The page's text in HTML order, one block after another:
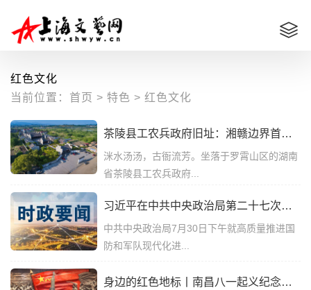
红色文化
当前位置： 首页 > 特色 > 红色文化
茶陵县工农兵政府旧址：湘赣边界首个红色政权诞生地
洣水汤汤，古衙流芳。坐落于罗霄山区的湖南
省茶陵县工农兵政府...
习近平在中共中央政治局第二十七次集体学习时强调 强化政治引领 深化创新发展 高质量推进国防和军队现代化
中共中央政治局7月30日下午就高质量推进国
防和军队现代化进...
身边的红色地标丨南昌八一起义纪念馆：聆听那声石破天惊的枪响